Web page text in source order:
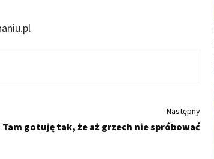
Następny
Tam gotuję tak, że aż grzech nie spróbować